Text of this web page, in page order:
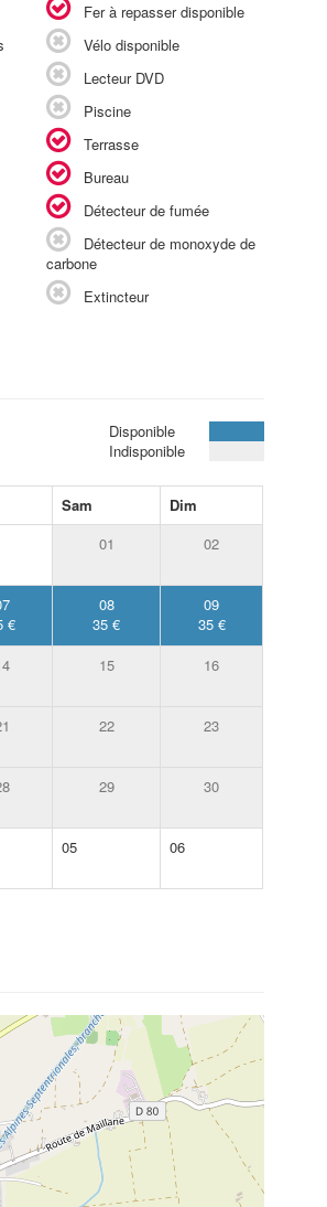
Fer à repasser disponible
Vélo disponible
Lecteur DVD
Piscine
Terrasse
Bureau
Détecteur de fumée
Détecteur de monoxyde de
carbone
Extincteur
Disponible
Indisponible
Sam
Dim
01 02
€
08
35 €
09
35 €
15 16
22 23
29 30
05 06